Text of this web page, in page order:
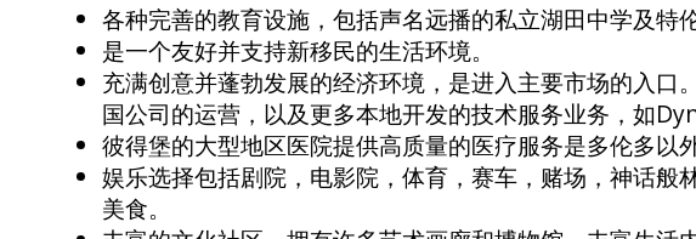
各种完善的教育设施，包括声名远播的私立湖田中学及特
是一个友好并支持新移民的生活环境。
充满创意并蓬勃发展的经济环境，是进入主要市场的入
国公司的运营，以及更多本地开发的技术服务业务，如
彼得堡的大型地区医院提供高质量的医疗服务是多伦多以
娱乐选择包括剧院，电影院，体育，赛车，赌场，神话
美食。